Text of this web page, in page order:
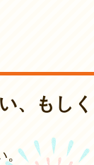
、もし
。